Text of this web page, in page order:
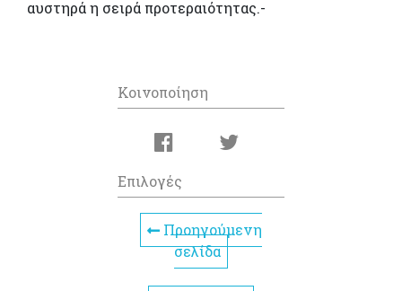
αυστηρά η σειρά προτεραιότητας.-
Κοινοποίηση
Επιλογές
Προηγούμενη
σελίδα